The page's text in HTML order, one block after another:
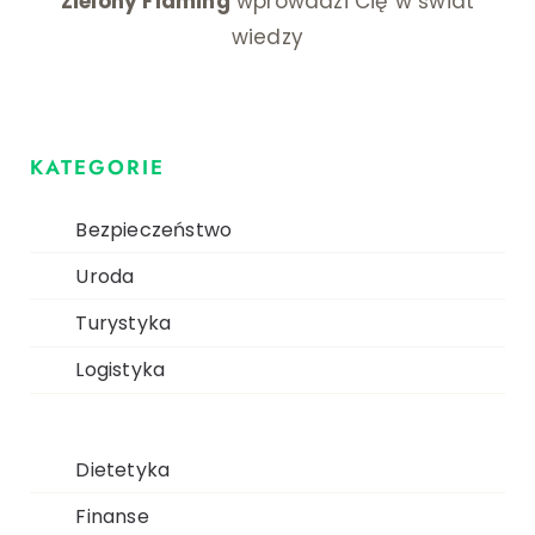
wiedzy
KATEGORIE
Bezpieczeństwo
Uroda
Turystyka
Logistyka
Dietetyka
Finanse